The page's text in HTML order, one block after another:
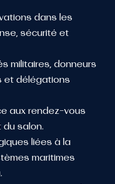
dans les
sécurité et
militaires, donneurs
et délégations
aux rendez-vous
du salon.
liées à la
maritimes